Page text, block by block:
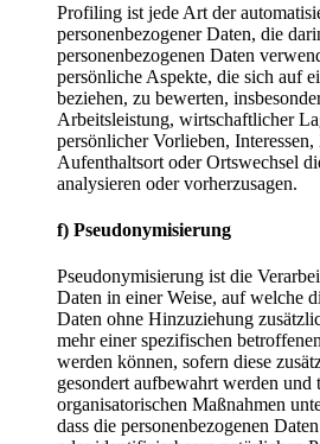
Profiling ist jede Art der
personenbezogener Daten, die
personenbezogenen Daten
persönliche Aspekte, die sich auf
beziehen, zu bewerten,
Arbeitsleistung, wirtschaftlicher
persönlicher Vorlieben,
Aufenthaltsort oder Ortswechsel
analysieren oder vorherzusagen.
f) Pseudonymisierung
Pseudonymisierung ist die
Daten in einer Weise, auf welche
Daten ohne Hinzuziehung
mehr einer spezifischen
werden können, sofern diese
gesondert aufbewahrt werden und
organisatorischen Maßnahmen
dass die personenbezogenen